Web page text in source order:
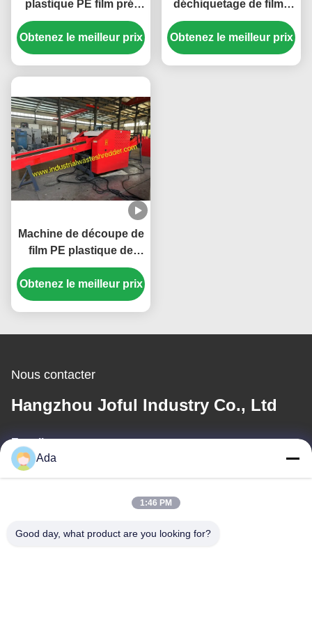
plastique PE film pré-
créateur machine, mini
économique machine
de concassage pour le
l'espace.7Moteur de
coupe de 0,5 kW
Obtenez le meilleur prix
déchiquetage de films
plastiques pour
l'agriculture
Cruseuseuse de films
Obtenez le meilleur prix
Machine de découpe de
film PE plastique de
1600F Machine de
découpage de film
électromagnétique de
Obtenez le meilleur prix
Nous contacter
Hangzhou Joful Industry Co., Ltd
E-mail
Ada
1:46 PM
Good day, what product are you looking for?